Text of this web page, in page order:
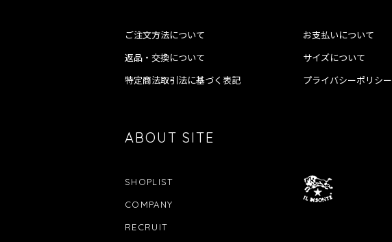
ご注文方法について お支払いについて
返品・交換について サイズについて
特定商法取引法に基づく表記 プライバシーポリシー
ABOUT SITE
SHOPLIST
COMPANY
RECRUIT